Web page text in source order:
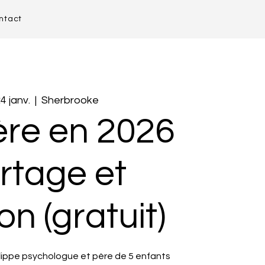
janv.
  |
Sherbrooke
en 2026
et
(gratuit)
psychologue et père de 5 enfants